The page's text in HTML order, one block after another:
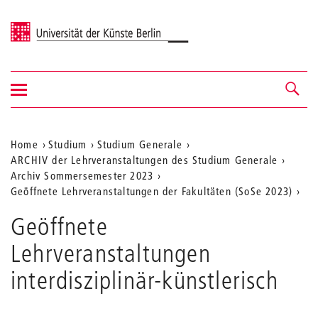
Universität der Künste Berlin
Navigation &
Suche
Navigation
ein-/ausblenden
Aktuelle
Position
auf
der
Webseite
Home Studium
Studium Generale
ARCHIV der Lehrveranstaltungen des Studium Generale
Archiv Sommersemester 2023
Geöffnete Lehrveranstaltungen der Fakultäten (SoSe 2023)
Geöffnete
Lehrveranstaltungen
interdisziplinär-künstlerisch